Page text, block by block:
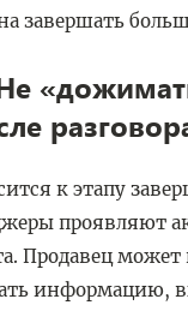
завершать
к этапу
проявляют
Продавец может
информацию,